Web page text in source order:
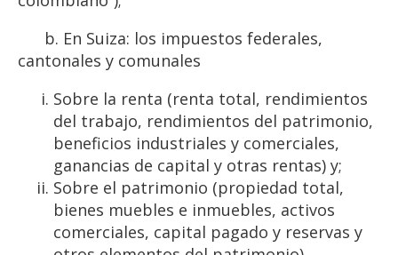
b. En Suiza: los impuestos federales,
cantonales y comunales
Sobre la renta (renta total, rendimientos
del trabajo, rendimientos del patrimonio,
beneficios industriales y comerciales,
ganancias de capital y otras rentas) y;
Sobre el patrimonio (propiedad total,
bienes muebles e inmuebles, activos
comerciales, capital pagado y reservas y